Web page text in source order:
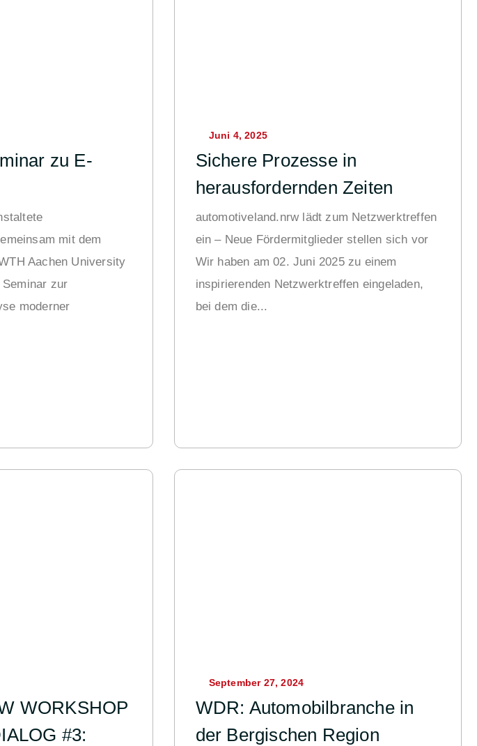
zu E-
mit dem
Aachen University
zur
moderner
Juni 4, 2025
Sichere Prozesse in
herausfordernden Zeiten
automotiveland.nrw lädt zum Netzwerktreffen
ein – Neue Fördermitglieder stellen sich vor
Wir haben am 02. Juni 2025 zu einem
inspirierenden Netzwerktreffen eingeladen,
bei dem die...
WORKSHOP
#3:
September 27, 2024
WDR: Automobilbranche in
der Bergischen Region